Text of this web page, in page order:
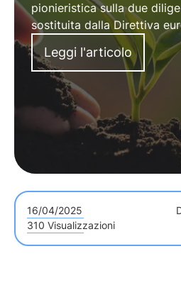
pionieristica sulla due
sostituita dalla Direttiva
con controlli meno
posticipata al 2028. Un
per l'UE.
Leggi l'articolo
16/04/2025
310 Visualizzazioni